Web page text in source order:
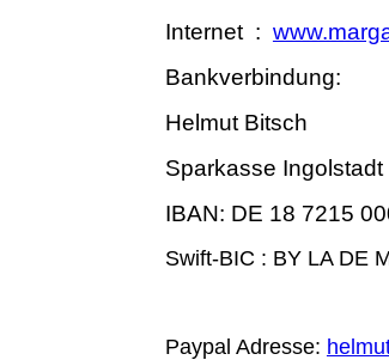
Internet :
Bankverbindung:
Helmut Bitsch
Sparkasse Ingolstadt
IBAN: DE 18 7215 0000
Swift-BIC : BY LA DE
Paypal Adresse: